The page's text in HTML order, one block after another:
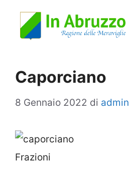
Caporciano
8 Gennaio 2022 di admin
Frazioni